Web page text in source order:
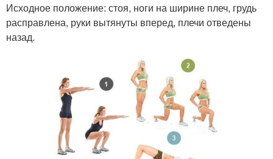
Исходное положение: стоя, ноги на ширине плеч, грудь
расправлена, руки вытянуты вперед, плечи отведены
назад.